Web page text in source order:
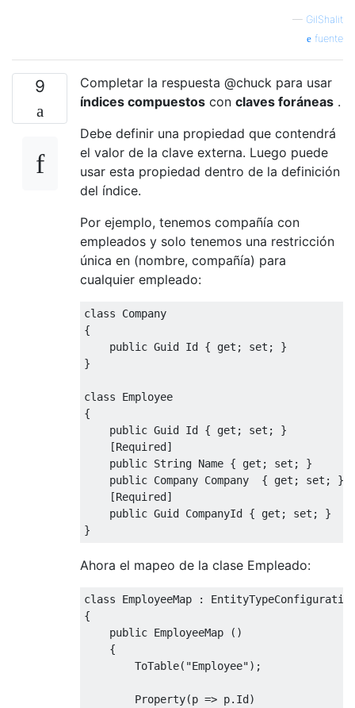
— GilShalit
fuente
9
Completar la respuesta @chuck para usar
índices compuestos con claves foráneas .
Debe definir una propiedad que contendrá
el valor de la clave externa. Luego puede
usar esta propiedad dentro de la definición
del índice.
Por ejemplo, tenemos compañía con
empleados y solo tenemos una restricción
única en (nombre, compañía) para
cualquier empleado:
class
Company
{
public Guid Id { get ; set ;
}
}
class
Employee
{
public Guid Id { get ; set ;
}
[Required]
public String Name { get ; set ;
}
public Company Company { get ; set ;
}
[Required]
public Guid CompanyId { get ; set ;
}
}
Ahora el mapeo de la clase Empleado:
class EmployeeMap :
{
public EmployeeMap
()
{
ToTable( "Employee");
Property(p => p. Id)